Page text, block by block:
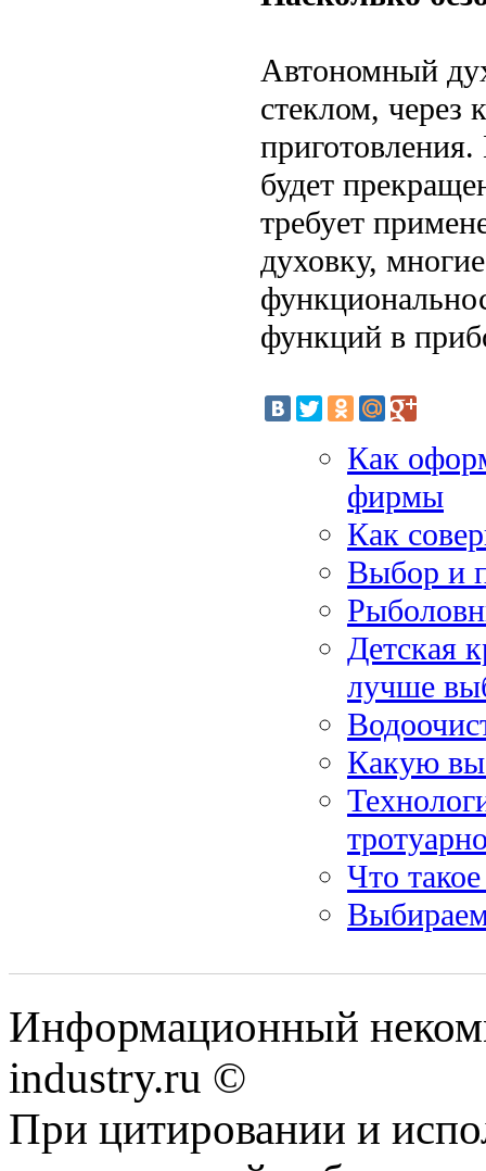
Автономный
стеклом, через
приготовления.
будет
требует
духовку,
функций в
Как
фирмы
Как
Выбор и
Детская
лучше
Какую
Что
Информационный
industry.ru ©
При цитировании и